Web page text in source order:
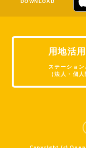
用地活
ステーショ
（法人・個
DOWNLOAD